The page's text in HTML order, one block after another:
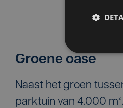
Groene oase
Naast het groen
parktuin van 4.000